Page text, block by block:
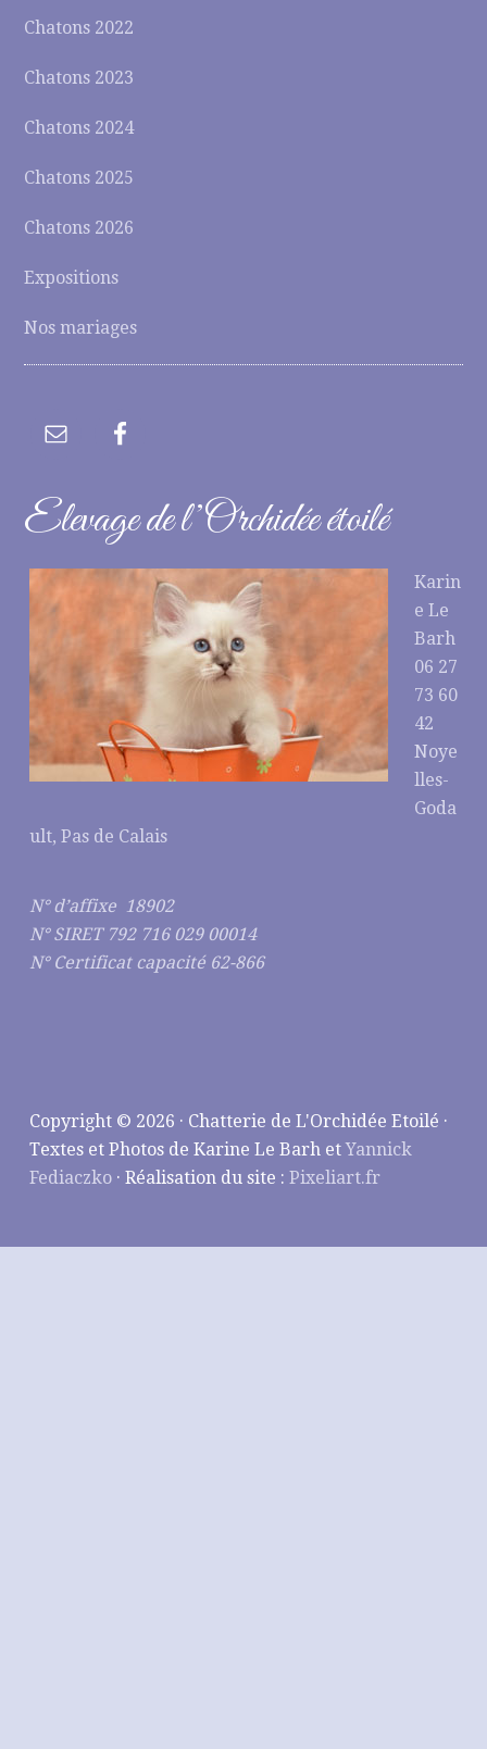
Chatons 2022
Chatons 2023
Chatons 2024
Chatons 2025
Chatons 2026
Expositions
Nos mariages
Elevage de l’Orchidée étoilé
Karin
e Le
Barh
06 27
73 60
42
Noye
lles-
Goda
ult, Pas de Calais
N° d’affixe 18902
N° SIRET 792 716 029 00014
N° Certificat capacité 62-866
Copyright © 2026 · Chatterie de L'Orchidée Etoilé ·
Textes et Photos de Karine Le Barh etYannick
Fediaczko · Réalisation du site :Pixeliart.fr